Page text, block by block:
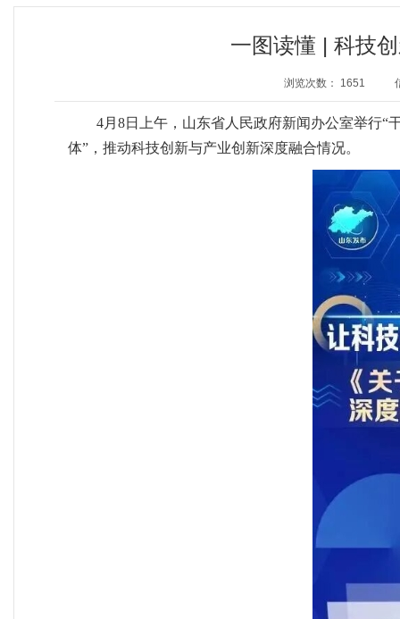
一图读懂 | 科技
浏览次数： 1651
4月8日上午，山东省人民政府新闻办公室举行“
体”，推动科技创新与产业创新深度融合情况。